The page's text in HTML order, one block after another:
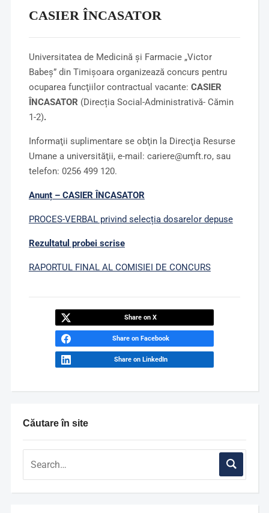
Căutare în site
CASIER ÎNCASATOR
Universitatea de Medicină şi Farmacie „Victor
Babeş” din Timişoara organizează concurs pentru
ocuparea funcţiilor contractual vacante: CASIER
ÎNCASATOR (Direcția Social-Administrativă- Cămin
1-2).
Informaţii suplimentare se obţin la Direcţia Resurse
Umane a universităţii, e-mail: cariere@umft.ro, sau
telefon: 0256 499 120.
Anunț – CASIER ÎNCASATOR
PROCES-VERBAL privind selecția dosarelor depuse
Rezultatul probei scrise
RAPORTUL FINAL AL COMISIEI DE CONCURS
Share on X
Share on Facebook
Share on LinkedIn